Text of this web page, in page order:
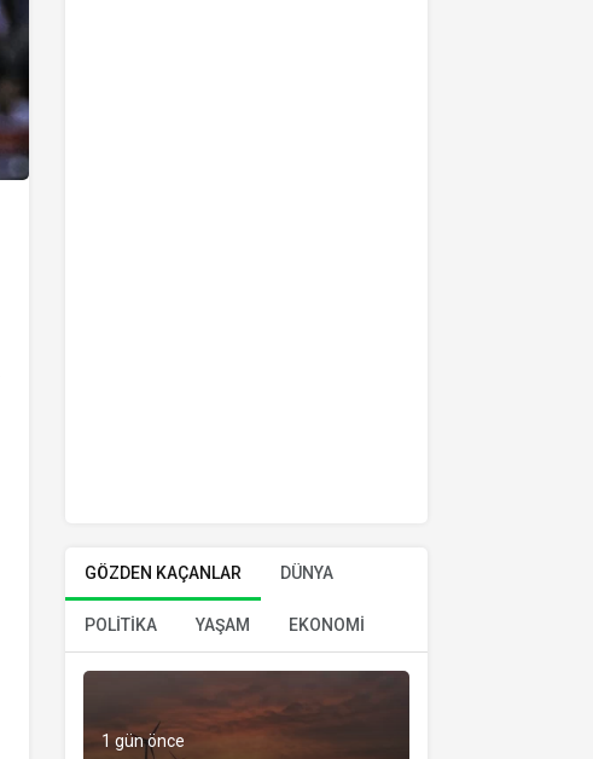
GÖZDEN KAÇANLAR DÜNYA
POLİTİKA YAŞAM EKONOMİ
1 gün önce